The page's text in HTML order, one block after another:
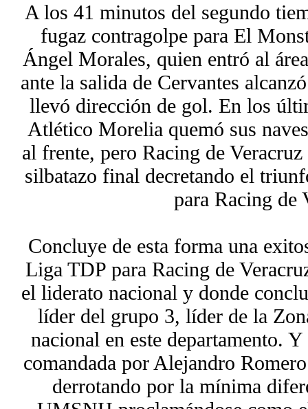
A los 41 minutos del segundo
fugaz contragolpe para El
Ángel Morales, quien entró al
ante la salida de Cervantes
llevó dirección de gol. En los
Atlético Morelia quemó sus
al frente, pero Racing de
silbatazo final decretando el
para Racing de
Concluye de esta forma una
Liga TDP para Racing de
el liderato nacional y donde
líder del grupo 3, líder de la
nacional en este departamento.
comandada por Alejandro
derrotando por la mínima